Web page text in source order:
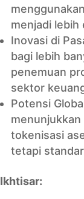
menjadi lebih
Inovasi di
bagi lebih
penemuan
sektor
Potensi
tokenisasi
tetapi
Ikhtisar: